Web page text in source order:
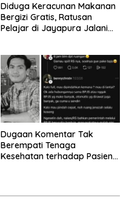
Diduga Keracunan Makanan
Bergizi Gratis, Ratusan
Pelajar di Jayapura Jalani
Dugaan Komentar Tak
Berempati Tenaga
Kesehatan terhadap Pasien